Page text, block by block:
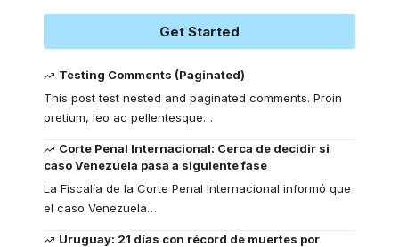
Get Started
Testing Comments (Paginated)
This post test nested and paginated comments. Proin
pretium, leo ac pellentesque…
Corte Penal Internacional: Cerca de decidir si
caso Venezuela pasa a siguiente fase
La Fiscalía de la Corte Penal Internacional informó que
el caso Venezuela…
Uruguay: 21 días con récord de muertes por